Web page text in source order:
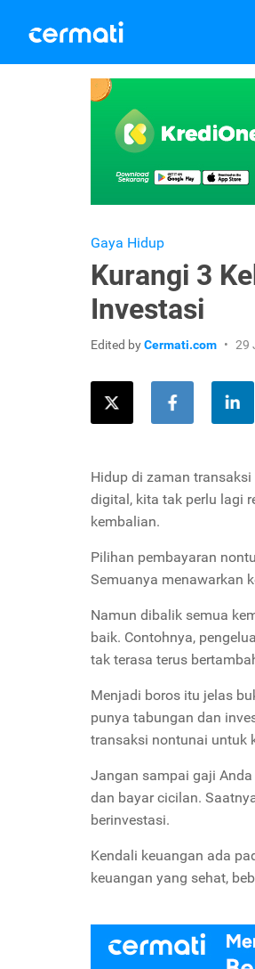
Gaya Hidup
Kurangi 3
Investasi
Edited byCermati.com 29
Hidup di zaman
digital, kita tak perlu lagi
kembalian.
Pilihan pembayaran
Semuanya menawarkan
Namun dibalik semua
baik. Contohnya,
tak terasa terus
Menjadi boros itu jelas
punya tabungan dan
transaksi nontunai untuk
Jangan sampai gaji
dan bayar cicilan.
berinvestasi.
Kendali keuangan ada
keuangan yang sehat,